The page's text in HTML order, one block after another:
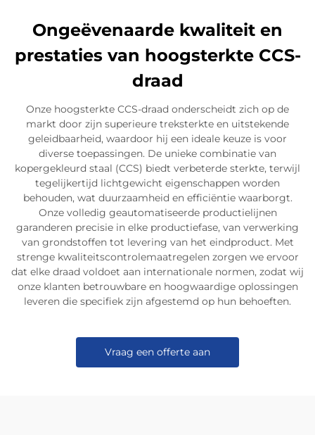
Ongeëvenaarde kwaliteit en
prestaties van hoogsterkte CCS-
draad
Onze hoogsterkte CCS-draad onderscheidt zich op de
markt door zijn superieure treksterkte en uitstekende
geleidbaarheid, waardoor hij een ideale keuze is voor
diverse toepassingen. De unieke combinatie van
kopergekleurd staal (CCS) biedt verbeterde sterkte, terwijl
tegelijkertijd lichtgewicht eigenschappen worden
behouden, wat duurzaamheid en efficiëntie waarborgt.
Onze volledig geautomatiseerde productielijnen
garanderen precisie in elke productiefase, van verwerking
van grondstoffen tot levering van het eindproduct. Met
strenge kwaliteitscontrolemaatregelen zorgen we ervoor
dat elke draad voldoet aan internationale normen, zodat wij
onze klanten betrouwbare en hoogwaardige oplossingen
leveren die specifiek zijn afgestemd op hun behoeften.
Vraag een offerte aan